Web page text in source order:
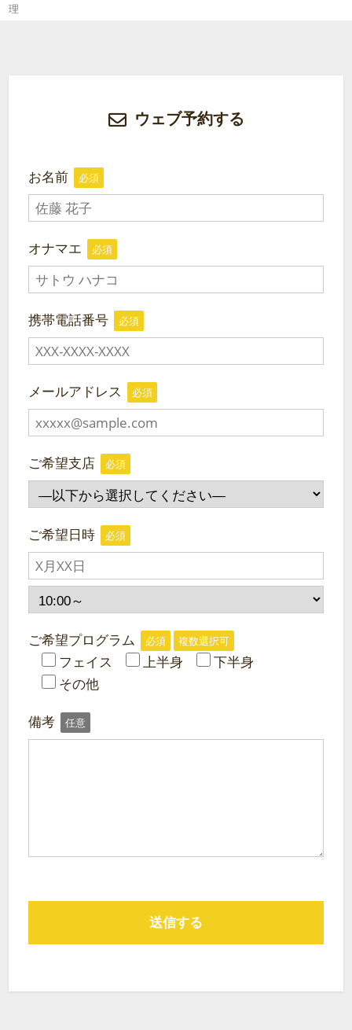
理
ウェブ予約する
お名前 必須
オナマエ 必須
携帯電話番号 必須
メールアドレス 必須
ご希望支店 必須
ご希望日時 必須
ご希望プログラム 必須 複数選択可
フェイス 上半身
下半身
その他
備考 任意